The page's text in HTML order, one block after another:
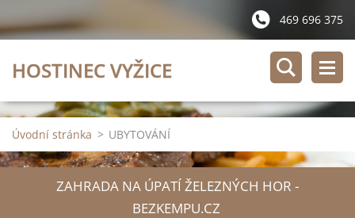
469 696 375
HOSTINEC VYŽICE
Úvodní stránka > UBYTOVÁNÍ
ZAHRADA NA ÚPATÍ ŽELEZNÝCH HOR -
BEZKEMPU.CZ